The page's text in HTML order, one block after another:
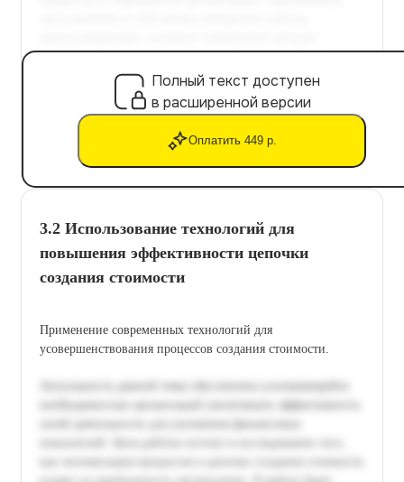
Полный текст доступен
в расширенной версии
Оплатить 449 р.
3.2 Использование технологий для
повышения эффективности цепочки
создания стоимости
Применение современных технологий для
усовершенствования процессов создания стоимости.